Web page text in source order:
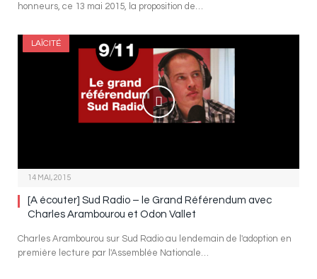
honneurs, ce 13 mai 2015, la proposition de…
LAÏCITÉ
14 MAI, 2015
[A écouter] Sud Radio – le Grand Référendum avec
Charles Arambourou et Odon Vallet
Charles Arambourou sur Sud Radio au lendemain de l'adoption en
première lecture par l'Assemblée Nationale…